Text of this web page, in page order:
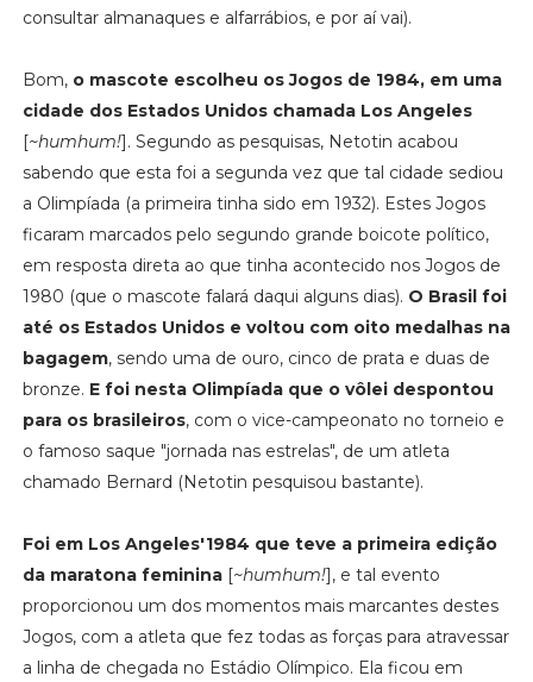
consultar almanaques e alfarrábios, e por aí vai).
Bom, o mascote escolheu os Jogos de 1984, em uma
cidade dos Estados Unidos chamada Los Angeles
[~humhum!]. Segundo as pesquisas, Netotin acabou
sabendo que esta foi a segunda vez que tal cidade sediou
a Olimpíada (a primeira tinha sido em 1932). Estes Jogos
ficaram marcados pelo segundo grande boicote político,
em resposta direta ao que tinha acontecido nos Jogos de
1980 (que o mascote falará daqui alguns dias). O Brasil foi
até os Estados Unidos e voltou com oito medalhas na
bagagem, sendo uma de ouro, cinco de prata e duas de
bronze. E foi nesta Olimpíada que o vôlei despontou
para os brasileiros, com o vice-campeonato no torneio e
o famoso saque "jornada nas estrelas", de um atleta
chamado Bernard (Netotin pesquisou bastante).
Foi em Los Angeles'1984 que teve a primeira edição
da maratona feminina[~humhum!], e tal evento
proporcionou um dos momentos mais marcantes destes
Jogos, com a atleta que fez todas as forças para atravessar
a linha de chegada no Estádio Olímpico. Ela ficou em